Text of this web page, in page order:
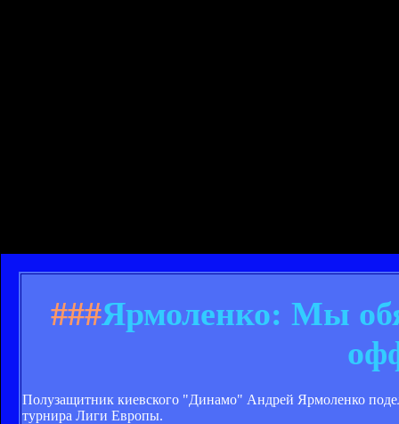
###Ярмоленко: Мы
Полузащитник киевского "Динамо" Андрей Ярмоленко
турнира Лиги Европы.